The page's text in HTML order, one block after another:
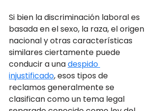
Si bien la discriminación laboral es
basada en el sexo, la raza, el origen
nacional y otras características
similares ciertamente puede
conducir a una despido
injustificado, esos tipos de
reclamos generalmente se
clasifican como un tema legal